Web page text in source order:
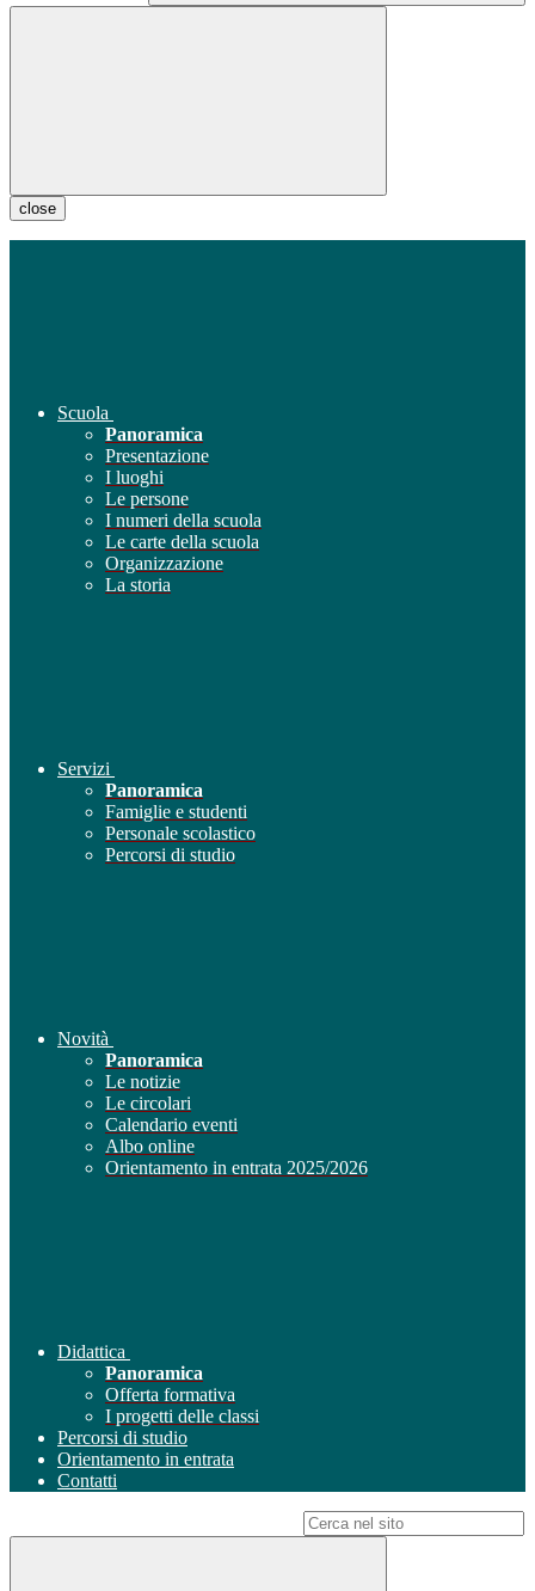
close
Scuola
Panoramica
Presentazione
I luoghi
Le persone
I numeri della scuola
Le carte della scuola
Organizzazione
La storia
Servizi
Panoramica
Famiglie e studenti
Personale scolastico
Percorsi di studio
Novità
Panoramica
Le notizie
Le circolari
Calendario eventi
Albo online
Orientamento in entrata 2025/2026
Didattica
Panoramica
Offerta formativa
I progetti delle classi
Percorsi di studio
Orientamento in entrata
Contatti